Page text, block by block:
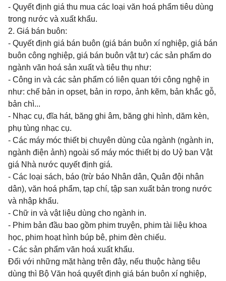
- Quyết định giá thu mua các loại văn hoá phẩm tiêu dùng
trong nước và xuất khẩu.
2. Giá bán buôn:
- Quyết định giá bán buôn (giá bán buôn xí nghiệp, giá bán
buôn công nghiệp, giá bán buôn vật tư) các sản phẩm do
ngành văn hoá sản xuất và tiêu thụ như:
- Công in và các sản phẩm có liên quan tới công nghệ in
như: chế bản in opset, bản in rơpo, ảnh kẽm, bản khắc gỗ,
bản chì...
- Nhạc cụ, đĩa hát, băng ghi âm, băng ghi hình, dăm kèn,
phụ tùng nhạc cụ.
- Các máy móc thiết bị chuyên dùng của ngành (ngành in,
ngành điện ảnh) ngoài số máy móc thiết bị do Uỷ ban Vật
giá Nhà nước quyết định giá.
- Các loại sách, báo (trừ báo Nhân dân, Quân đội nhân
dân), văn hoá phẩm, tạp chí, tập san xuất bản trong nước
và nhập khẩu.
- Chữ in và vật liệu dùng cho ngành in.
- Phim bản đầu bao gồm phim truyện, phim tài liệu khoa
học, phim hoạt hình búp bê, phim đèn chiếu.
- Các sản phẩm văn hoá xuất khẩu.
Đối với những mặt hàng trên đây, nếu thuộc hàng tiêu
dùng thì Bộ Văn hoá quyết định giá bán buôn xí nghiệp,